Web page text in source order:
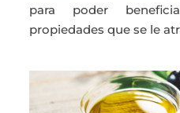
para poder
propiedades que se le